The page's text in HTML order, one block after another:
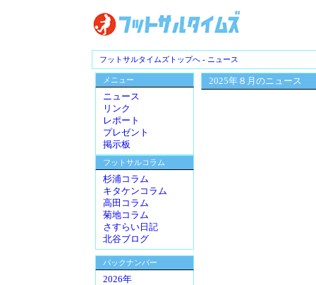
フットサルタイムズトップへ - ニュース
メニュー
ニュース
リンク
レポート
プレゼント
掲示板
フットサルコラム
杉浦コラム
キタケンコラム
高田コラム
菊地コラム
さすらい日記
北谷ブログ
バックナンバー
2026年
2025年８月のニュース